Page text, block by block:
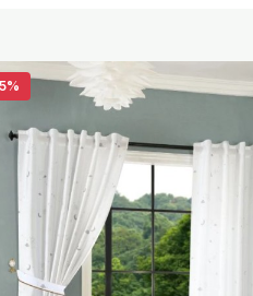
„Звездно небе“ – Бяла
за Релса и Корниз